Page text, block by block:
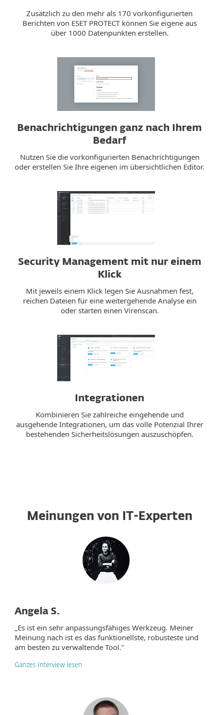
Zusätzlich zu den mehr als 170 vorkonfigurierten
Berichten von ESET PROTECT können Sie eigene aus
über 1000 Datenpunkten erstellen.
Benachrichtigungen ganz nach Ihrem
Bedarf
Nutzen Sie die vorkonfigurierten Benachrichtigungen
oder erstellen Sie Ihre eigenen im übersichtlichen Editor.
Security Management mit nur einem
Klick
Mit jeweils einem Klick legen Sie Ausnahmen fest,
reichen Dateien für eine weitergehende Analyse ein
oder starten einen Virenscan.
Integrationen
Kombinieren Sie zahlreiche eingehende und
ausgehende Integrationen, um das volle Potenzial Ihrer
bestehenden Sicherheitslösungen auszuschöpfen.
Meinungen von IT-Experten
Angela S.
„Es ist ein sehr anpassungsfähiges Werkzeug. Meiner
Meinung nach ist es das funktionellste, robusteste und
am besten zu verwaltende Tool."
Ganzes Interview lesen